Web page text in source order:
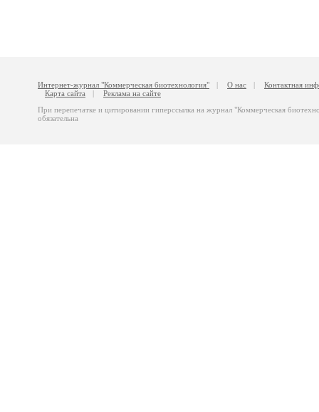
Интернет-журнал "Коммерческая биотехнология" | О нас |
Контактная
Карта сайта
|
Реклама на сайте
При перепечатке и цитировании гиперссылка на журнал "Коммерческая
обязательна